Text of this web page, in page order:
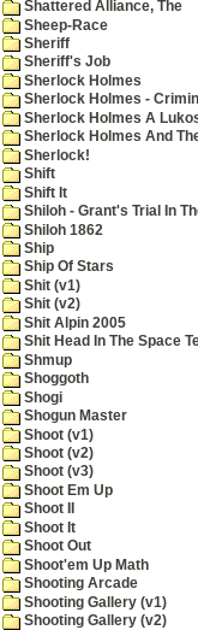
Shattered Alliance, The
Sheep-Race
Sheriff
Sheriff's Job
Sherlock Holmes
Sherlock Holmes -
Sherlock Holmes A
Sherlock Holmes And
Sherlock!
Shift
Shift It
Shiloh - Grant's Trial In
Shiloh 1862
Ship
Ship Of Stars
Shit (v1)
Shit (v2)
Shit Alpin 2005
Shit Head In The Space
Shmup
Shoggoth
Shogi
Shogun Master
Shoot (v1)
Shoot (v2)
Shoot (v3)
Shoot Em Up
Shoot II
Shoot It
Shoot Out
Shoot'em Up Math
Shooting Arcade
Shooting Gallery (v1)
Shooting Gallery (v2)